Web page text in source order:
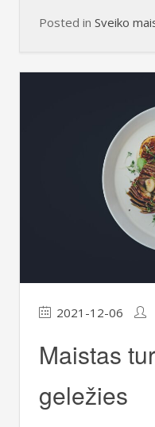
Posted in Sveiko
2021-12-06
Maistas
geležies